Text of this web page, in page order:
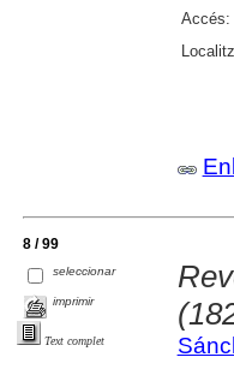
Accés:
8 / 99
seleccionar
imprimir
Text complet